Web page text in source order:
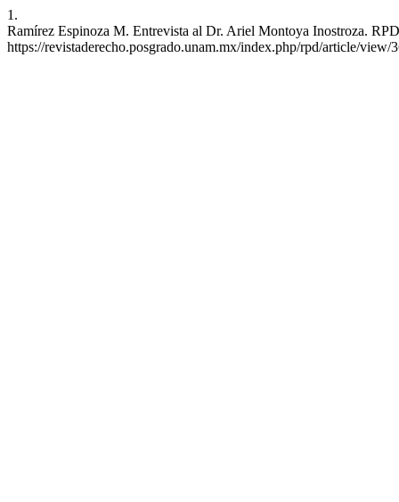
1.
Ramírez Espinoza M. Entrevista al Dr. Ariel Montoya Inostroza.
https://revistaderecho.posgrado.unam.mx/index.php/rpd/article/view/